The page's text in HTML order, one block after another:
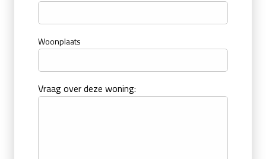
Woonplaats
Vraag over deze woning: